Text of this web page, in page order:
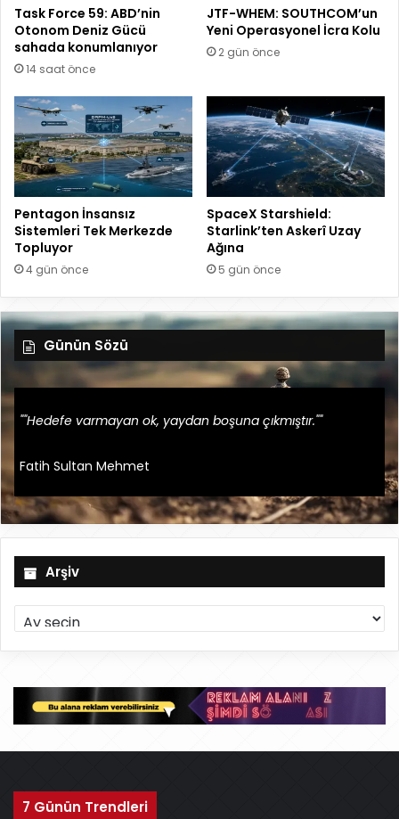
Task Force 59: ABD’nin
Otonom Deniz Gücü
sahada konumlanıyor
14 saat önce
JTF-WHEM: SOUTHCOM’un
Yeni Operasyonel İcra Kolu
2 gün önce
Pentagon İnsansız
Sistemleri Tek Merkezde
Topluyor
4 gün önce
SpaceX Starshield:
Starlink’ten Askerî Uzay
Ağına
5 gün önce
Günün Sözü
""Hedefe varmayan ok, yaydan boşuna çıkmıştır.""
Fatih Sultan Mehmet
Arşiv
r
ş
v
7 Günün Trendleri